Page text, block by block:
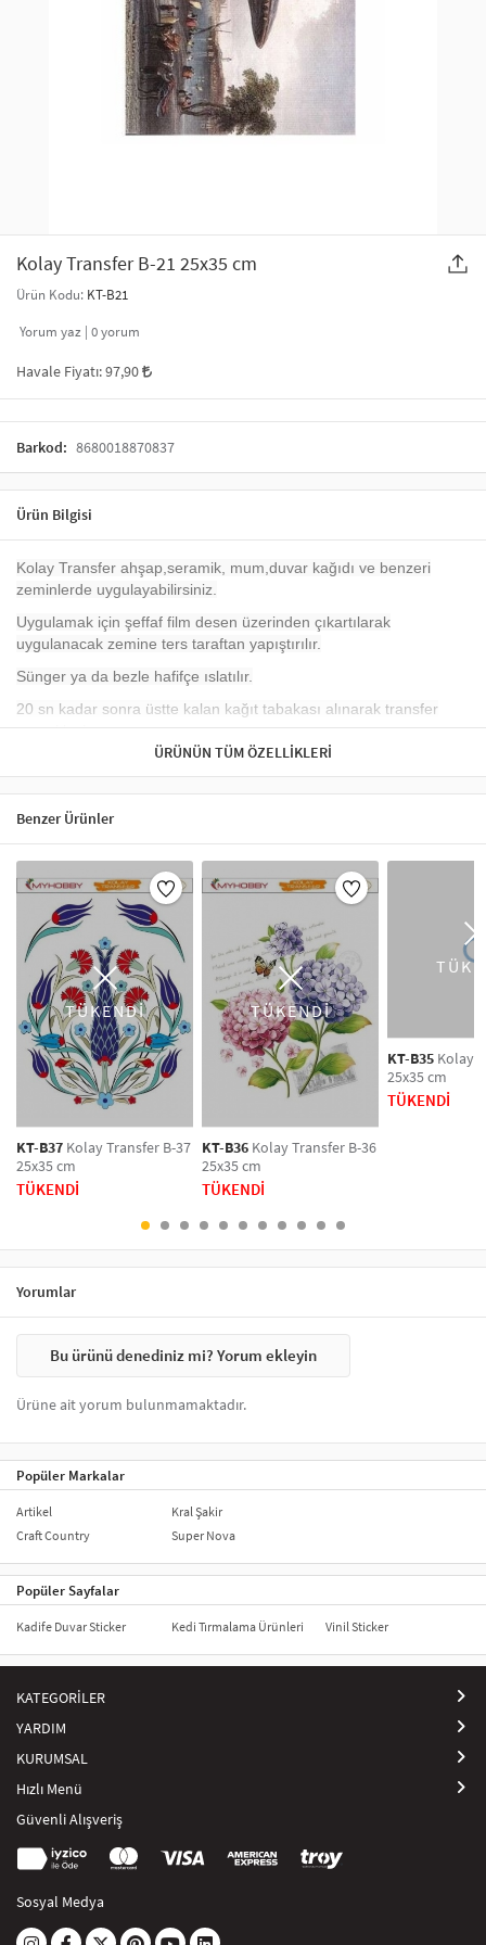
SAÇ AKSESUARLARI
GELİN / DÜĞÜN AKSESUARLARI
ŞAL VE FULAR
ODA KOKUSU VE MUM
YILBAŞI ÜRÜNLERİ
KULLAN AT TABAK BARDAK SETİ
Kolay Transfer B-21 25x35 cm
Ürün Kodu: KT-B21
Yorum yaz | 0yorum
Havale Fiyatı:97,90
Barkod: 8680018870837
Ürün Bilgisi
Kolay Transfer ahşap,seramik, mum,duvar kağıdı ve benzeri
zeminlerde uygulayabilirsiniz.
Uygulamak için şeffaf film desen üzerinden çıkartılarak
uygulanacak zemine ters taraftan yapıştırılır.
Sünger ya da bezle hafifçe ıslatılır.
20 sn kadar sonra üstte kalan kağıt tabakası alınarak transfer
gerçekleşir.
Kolay Transferlerle Değişim Başlasın!
ÜRÜNÜN TÜM ÖZELLIKLERI
Benzer Ürünler
TÜKENDİ
KT-B37 Kolay Transfer B-37
25x35 cm
TÜKENDİ
TÜKENDİ
KT-B36 Kolay Transfer B-36
25x35 cm
TÜKENDİ
KT-B35 Kolay
25x35 cm
TÜKENDİ
Yorumlar
Bu ürünü denediniz mi? Yorum ekleyin
Ürüne ait yorum bulunmamaktadır.
Popüler Markalar
Artikel
Craft Country
Kral Şakir
Super Nova
Popüler Sayfalar
Kadife Duvar Sticker Kedi Tırmalama Ürünleri Vinil Sticker
KATEGORİLER
YARDIM
KURUMSAL
Hızlı Menü
Güvenli Alışveriş
Sosyal Medya